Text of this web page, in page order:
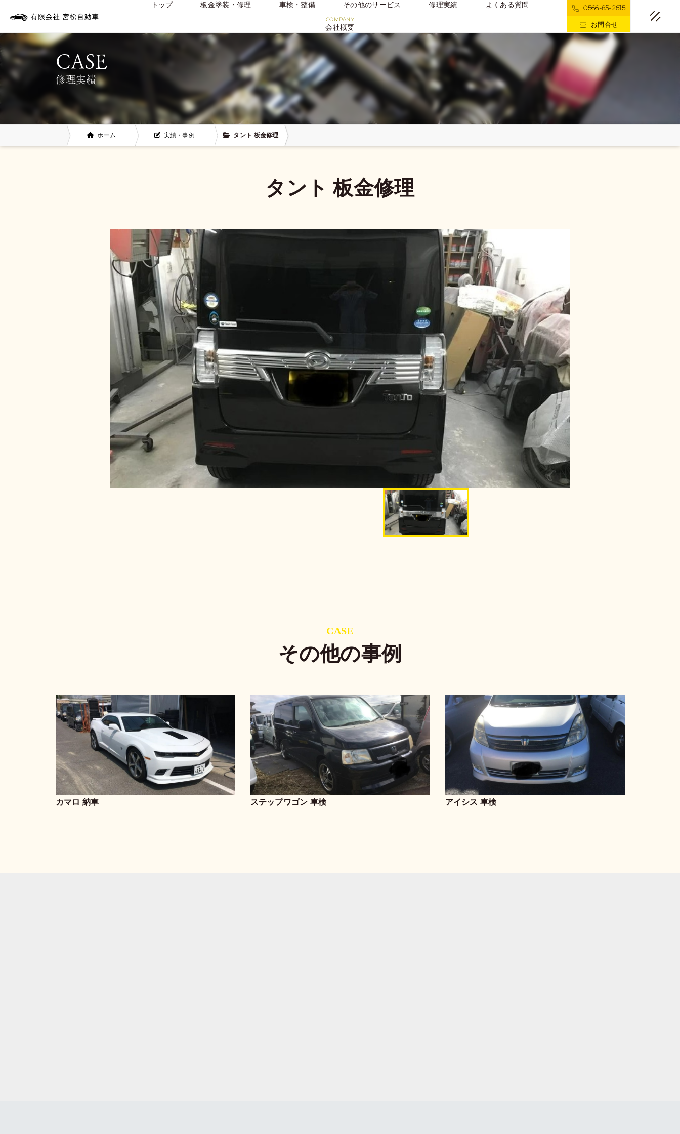
トップ 板金塗装・修理 車検・整備 その他のサービス 修理実績 よくある質問
会社概要
0566-85-2615
お問合せ
修理実績
ホーム 実績・事例 タント 板金修理
タント 板金修理
CASE
その他の事例
カマロ 納車 ステップワゴン 車検 アイシス 車検